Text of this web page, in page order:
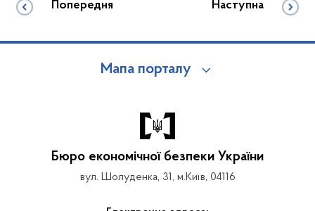
Попередня Наступна
Мапа порталу
Бюро економічної безпеки України
вул. Шолуденка, 31, м.Київ, 04116